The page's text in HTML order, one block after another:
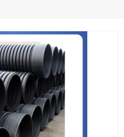
HDPE电力通讯管
MPP电力通信管
联塑PPR管
联塑家装红蓝线管